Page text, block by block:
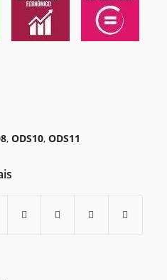
, ODS10, ODS11